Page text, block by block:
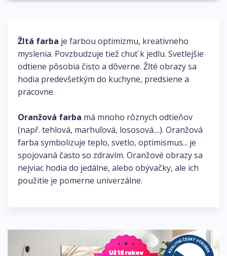
Žltá farba je farbou optimizmu, kreativneho
myslenia. Povzbudzuje tiež chuť k jedlu. Svetlejšie
odtiene pôsobia čisto a dôverne. Žlté obrazy sa
hodia predevšetkým do kuchyne, predsiene a
pracovne.
Oranžová farba má mnoho rôznych odtieňov
(např. tehlová, marhuľová, lososová....). Oranžová
farba symbolizuje teplo, svetlo, optimismus... je
spojovaná často so zdravím. Oranžové obrazy sa
nejviac hodia do jedálne, alebo obývačky, ale ich
použitie je pomerne univerzálne.